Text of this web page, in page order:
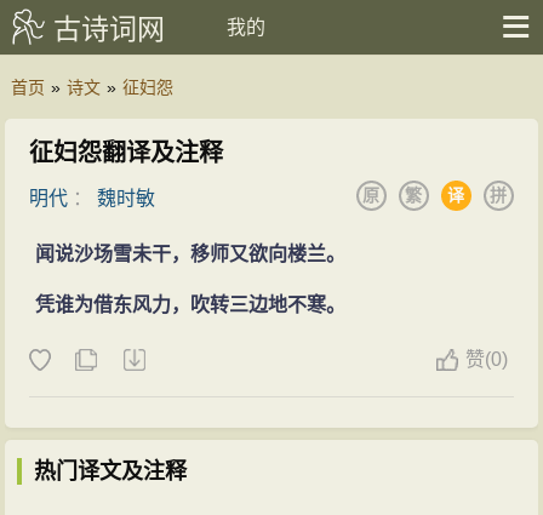
古诗词网 我的
首页 » 诗文 » 征妇怨
征妇怨翻译及注释
明代 ：魏时敏 拼
译
繁
原
闻说沙场雪未干，移师又欲向楼兰。
凭谁为借东风力，吹转三边地不寒。
赞(0)
热门译文及注释